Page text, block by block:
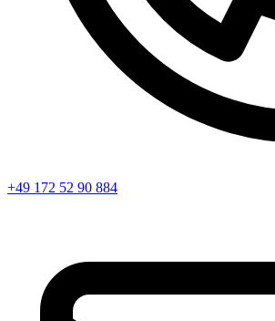
+49 172 52 90 884